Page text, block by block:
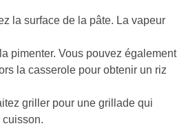
la surface de la pâte. La vapeur
pimenter. Vous pouvez également
la casserole pour obtenir un riz
griller pour une grillade qui
cuisson.